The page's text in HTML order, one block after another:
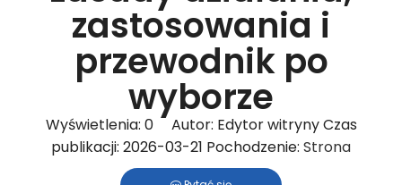
zastosowania i
przewodnik po
wyborze
Wyświetlenia: 0Autor: Edytor witryny Czas
publikacji: 2026-03-21 Pochodzenie: Strona